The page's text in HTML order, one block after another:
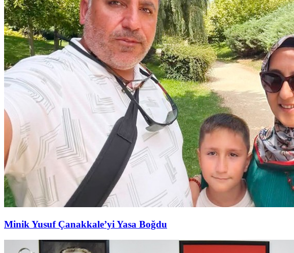
Minik Yusuf Çanakkale’yi Yasa Boğdu